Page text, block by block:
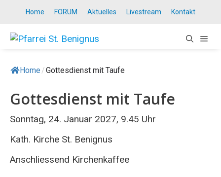
Inhalt
Home FORUM Aktuelles Livestream Kontakt
Home /Gottesdienst mit Taufe
Gottesdienst mit Taufe
Sonntag, 24. Januar 2027, 9.45 Uhr
Kath. Kirche St. Benignus
Anschliessend Kirchenkaffee